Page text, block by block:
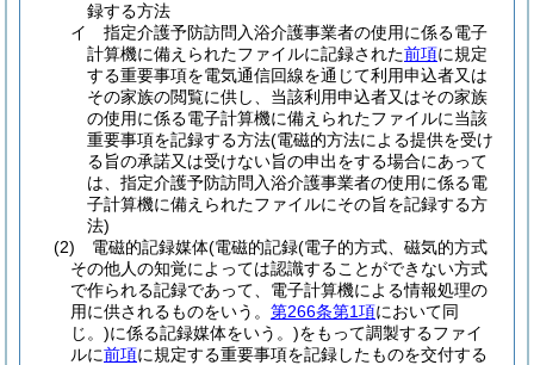
録する方法
イ
指定介護予防訪問入浴介護事業者の使用に係る電子
計算機に備えられたファイルに記録された前項に規定
する重要事項を電気通信回線を通じて利用申込者又は
その家族の閲覧に供し、当該利用申込者又はその家族
の使用に係る電子計算機に備えられたファイルに当該
重要事項を記録する方法(電磁的方法による提供を受け
る旨の承諾又は受けない旨の申出をする場合にあって
は、指定介護予防訪問入浴介護事業者の使用に係る電
子計算機に備えられたファイルにその旨を記録する方
法)
(2)
電磁的記録媒体(電磁的記録(電子的方式、磁気的方式
その他人の知覚によっては認識することができない方式
で作られる記録であって、電子計算機による情報処理の
用に供されるものをいう。 第266条第1項において同
じ。)に係る記録媒体をいう。)をもって調製するファイ
ルに前項に規定する重要事項を記録したものを交付する